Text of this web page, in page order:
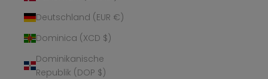
Deutschland (EUR €)
Dominica (XCD $)
Dominikanische
Republik (DOP $)